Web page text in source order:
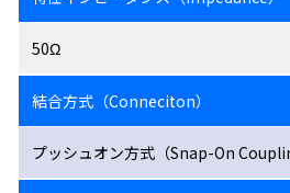
50Ω
結合方式（Conneciton）
プッシュオン方式（Snap-On